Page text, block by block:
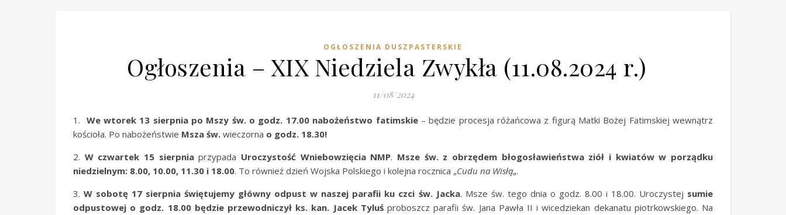
OGŁOSZENIA DUSZPASTERSKIE
Ogłoszenia – XIX Niedziela Zwykła (11.08.2024 r.)
11/08/2024
1. We wtorek 13 sierpnia po Mszy św. o godz. 17.00 nabożeństwo fatimskie– będzie procesja różańcowa z figurą Matki Bożej Fatimskiej wewnątrz
kościoła. Po nabożeństwie Msza św. wieczorna o godz. 18.30!
2. W czwartek 15 sierpniaprzypada Uroczystość Wniebowzięcia NMP. Msze św. z obrzędem błogosławieństwa ziół i kwiatów w porządku
niedzielnym: 8.00, 10.00, 11.30 i 18.00. To również dzień Wojska Polskiego i kolejna rocznica „Cudu na Wisłą„.
3.W sobotę 17 sierpnia świętujemy główny odpust w naszej parafii ku czci św. Jacka. Msze św. tego dnia o godz. 8.00 i 18.00. Uroczystej sumie
odpustowej o godz. 18.00 będzie przewodniczył ks. kan. Jacek Tyluśproboszcz parafii św. Jana Pawła II i wicedziekan dekanatu piotrkowskiego. Na